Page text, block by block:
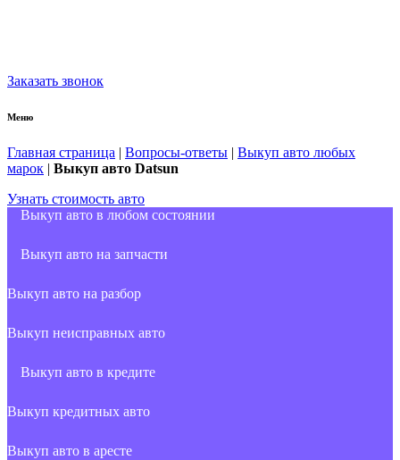
Заказать звонок
Меню
Главная страница | Вопросы-ответы | Выкуп авто любых
марок | Выкуп авто Datsun
Узнать стоимость авто
Выкуп авто в любом состоянии
Выкуп авто на запчасти
Выкуп авто на разбор
Выкуп неисправных авто
Выкуп авто в кредите
Выкуп кредитных авто
Выкуп авто в аресте